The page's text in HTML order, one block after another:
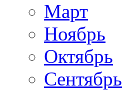
Март
Ноябрь
Октябрь
Сентябрь